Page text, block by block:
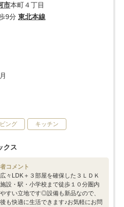
市本町４丁目
9分 東北本線
ング キッチン
クス
コメント
々LDK＋３部屋を確保した３ＬＤＫ
設・駅・小学校まで徒歩１０分圏内
すい立地です◎設備も新品なので、
も快適に生活できます♪お気軽にお問